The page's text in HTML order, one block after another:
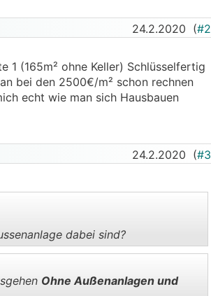
24.2.2020 (#2
1 (165m² ohne Keller) Schlüsselfertig
bei den 2500€/m² schon rechnen
echt wie man sich Hausbauen
24.2.2020 (#3
dabei sind?
Ohne Außenanlagen und